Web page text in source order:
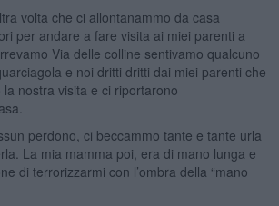
volta che ci allontanammo da casa
per andare a fare visita ai miei parenti a
Via delle colline sentivamo qualcuno
e noi dritti dritti dai miei parenti che
nostra visita e ci riportarono
perdono, ci beccammo tante e tante urla
La mia mamma poi, era di mano lunga e
di terrorizzarmi con l’ombra della “mano